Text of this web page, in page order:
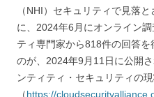
（NHI）セキュリティで見落
に、2024年6月にオンライン
ティ専門家から818件の回答
のが、2024年9月11日に公開
ンティティ・セキュリティの
（https://